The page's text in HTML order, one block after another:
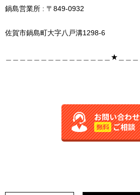
鍋島営業所 : 〒849-0932
佐賀市鍋島町大字八戸溝1298-6
＿＿＿＿＿＿＿＿＿＿＿＿＿＿＿★＿＿＿
お問い合わせ
無料 ご相談